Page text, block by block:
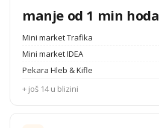
manje od 1 min hoda
Mini market Trafika
Mini market IDEA
Pekara Hleb & Kifle
+ još 14 u blizini